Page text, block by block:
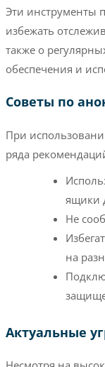
Эти инструменты
избежать
также о
обеспечения и
Советы по
При
ряда
ящики
Не
на
Актуальные